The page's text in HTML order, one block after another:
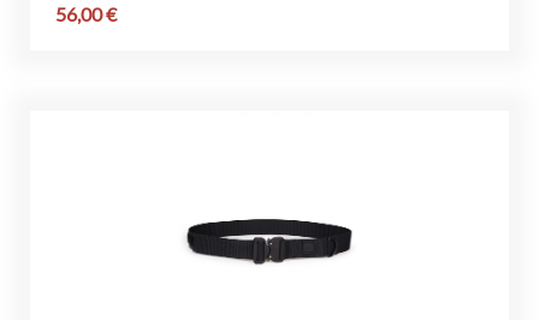
56,00€